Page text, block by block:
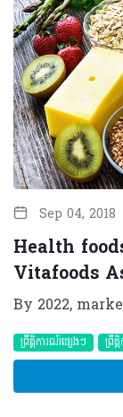
Sep 04, 2018
Health
Vitafoods
ព្រឹត្តិការណ៍ផ្សេងៗ ព្រឹ